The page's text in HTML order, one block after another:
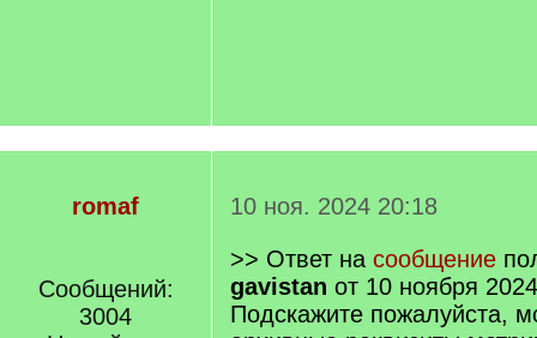
romaf
Сообщений:
3004
10 ноя. 2024 20:18
>> Ответ на сообщение
gavistan от 10 ноября
Подскажите пожалуйста,